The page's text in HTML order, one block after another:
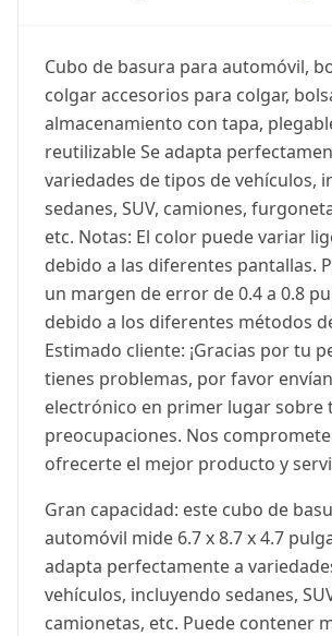
Cubo de basura para automóvil,
colgar accesorios para colgar,
almacenamiento con tapa,
reutilizable Se adapta
variedades de tipos de vehículos,
sedanes, SUV, camiones,
etc. Notas: El color puede variar
debido a las diferentes pantallas.
un margen de error de 0.4 a 0.8
debido a los diferentes métodos
Estimado cliente: ¡Gracias por tu
tienes problemas, por favor
electrónico en primer lugar sobre
preocupaciones. Nos
ofrecerte el mejor producto y
Gran capacidad: este cubo de
automóvil mide 6.7 x 8.7 x 4.7
adapta perfectamente a
vehículos, incluyendo sedanes,
camionetas, etc. Puede contener